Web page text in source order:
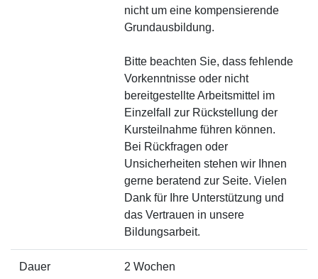
nicht um eine kompensierende
Grundausbildung.
Bitte beachten Sie, dass fehlende
Vorkenntnisse oder nicht
bereitgestellte Arbeitsmittel im
Einzelfall zur Rückstellung der
Kursteilnahme führen können.
Bei Rückfragen oder
Unsicherheiten stehen wir Ihnen
gerne beratend zur Seite. Vielen
Dank für Ihre Unterstützung und
das Vertrauen in unsere
Bildungsarbeit.
Dauer 2 Wochen